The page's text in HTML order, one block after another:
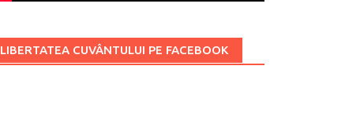
LIBERTATEA CUVÂNTULUI PE FACEBOOK